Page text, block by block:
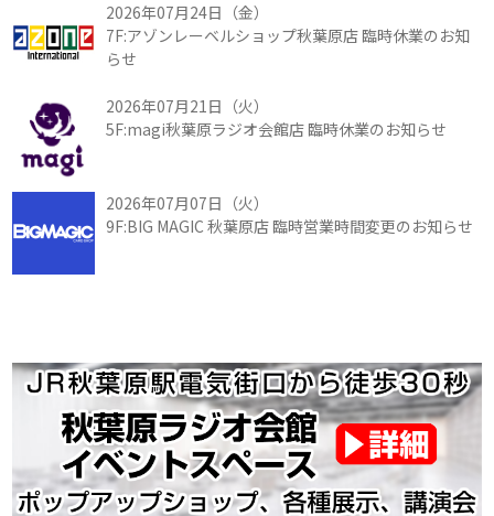
2026年07月24日（金）
7F:アゾンレーベルショップ秋葉原店 臨時休業のお知
らせ
2026年07月21日（火）
5F:magi秋葉原ラジオ会館店 臨時休業のお知らせ
2026年07月07日（火）
9F:BIG MAGIC 秋葉原店 臨時営業時間変更のお知らせ